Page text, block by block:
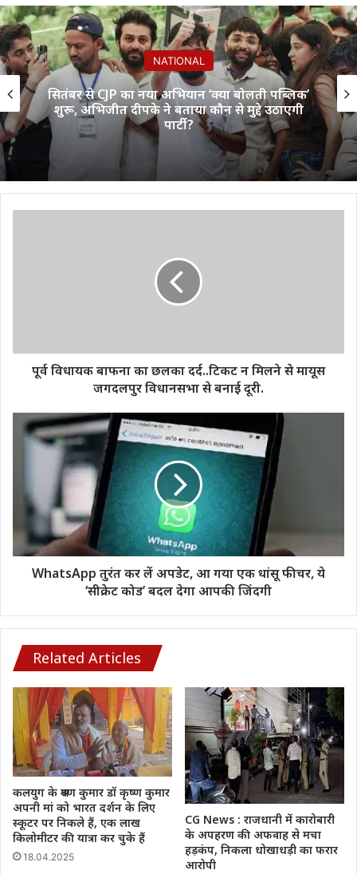
NATIONAL
सितंबर से CJP का नया अभियान ‘क्या बोलती पब्लिक’
शुरू, अभिजीत दीपके ने बताया कौन से मुद्दे उठाएगी
पार्टी?
से
मायूस
बनाई
पूर्व विधायक बाफना का छलका दर्द..टिकट न मिलने से मायूस
जगदलपुर विधानसभा से बनाई दूरी.
WhatsApp
तुरंत
धांसू
फीचर,
देगा
आपकी
जिंदगी
WhatsApp तुरंत कर लें अपडेट, आ गया एक धांसू फीचर, ये
‘सीक्रेट कोड’ बदल देगा आपकी जिंदगी
Related Articles
कलयुग के श्रवण कुमार डॉ कृष्ण कुमार
अपनी मां को भारत दर्शन के लिए
स्कूटर पर निकले हैं, एक लाख
किलोमीटर की यात्रा कर चुके हैं
18.04.2025
CG News : राजधानी में कारोबारी
के अपहरण की अफवाह से मचा
हड़कंप, निकला धोखाधड़ी का फरार
आरोपी